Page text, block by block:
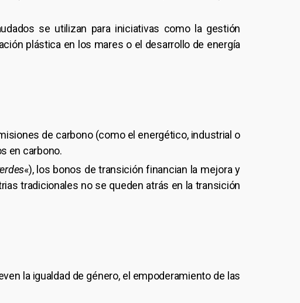
se utilizan para iniciativas como la gestión
plástica en los mares o el desarrollo de energía
de carbono (como el energético, industrial o
en carbono.
«), los bonos de transición financian la mejora y
tradicionales no se queden atrás en la transición
la igualdad de género, el empoderamiento de las